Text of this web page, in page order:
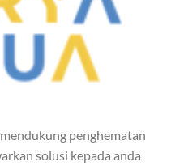
penghematan
solusi kepada anda